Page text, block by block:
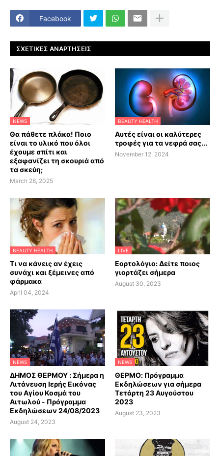
Facebook
ΣΧΕΤΙΚΈΣ ΑΝΑΡΤΉΣΕΙΣ
NEWS
Θα πάθετε πλάκα! Ποιο
είναι το υλικό που όλοι
έχουμε σπίτι και
εξαφανίζει τη σκουριά από
τα σκεύη;
March 28, 2025
BEAUTY HEALTH
Αυτές είναι οι καλύτερες
τροφές για τα νεφρά σας...
November 12, 2024
BEAUTY HEALTH
Τι να κάνεις αν έχεις
συνάχι και ξέμεινες από
φάρμακα
April 04, 2024
LIVE
Εορτολόγιο: Δείτε ποιος
γιορτάζει σήμερα
August 30, 2023
NEWS
ΔΗΜΟΣ ΘΕΡΜΟΥ : Σήμερα η
Λιτάνευση Ιερής Εικόνας
του Αγίου Κοσμά του
Αιτωλού - Πρόγραμμα
Εκδηλώσεων 24/08/2023
August 24, 2023
NEWS
ΘΕΡΜΟ: Πρόγραμμα
Εκδηλώσεων για σήμερα
Τετάρτη 23 Αυγούστου
2023
August 23, 2023